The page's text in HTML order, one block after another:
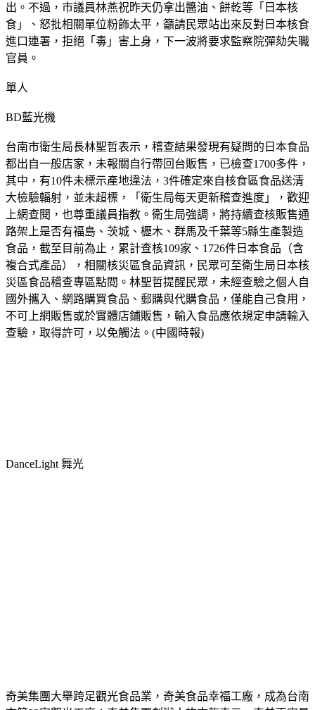
出。不過，市議員林燕祝昨天仍拿出醬油、餅乾等「日本核
食」、怒批相關單位粉飾太平，籲請民眾站出來反對日本核食
進口連署，拒絕「毒」害上身，下一波將要求監察院彈劾失職
官員。
單人
BD藍光機
台南市衛生局長林聖哲表示，稽查結果發現有疑問的日本食品
都出自一般店家，未報關自行帶回台販售，已檢查1700多件，
其中，有10件未標示產地違法，3件確定來自核食區食品送清
大檢驗輻射，並未超標，「衛生局每天更新稽查進度」，歡迎
上網查閱，也尊重議員指教。衛生局強調，將持續查核販售通
路架上是否有福島、茨城、櫪木、群馬及千葉等5縣生產製造
食品，截至目前為止，累計查核109家、1726件日本食品（含
複合式產品），相關核災區食品資訊，民眾可至衛生局日本核
災區食品稽查專區點閱。林聖哲提醒民眾，未經查驗之個人自
國外攜入、網路購買食品、郵購與代購食品，僅能自己食用，
不可上網販售或於實體店鋪販售，輸入食品應依規定申請輸入
查驗，取得許可，以免觸法。(中國時報)
DanceLight 舞光
奇美集團大舉跨足觀光食品業，奇美食品幸福工廠，成為台南